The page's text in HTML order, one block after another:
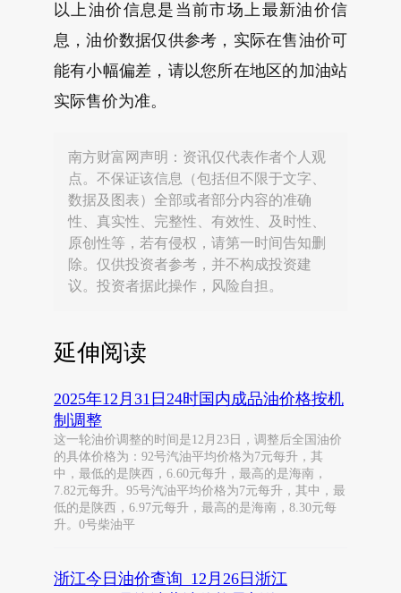
以上油价信息是当前市场上最新油价信
息，油价数据仅供参考，实际在售油价可
能有小幅偏差，请以您所在地区的加油站
实际售价为准。
南方财富网声明：资讯仅代表作者个人观
点。不保证该信息（包括但不限于文字、
数据及图表）全部或者部分内容的准确
性、真实性、完整性、有效性、及时性、
原创性等，若有侵权，请第一时间告知删
除。仅供投资者参考，并不构成投资建
议。投资者据此操作，风险自担。
延伸阅读
2025年12月31日24时国内成品油价格按机
制调整
这一轮油价调整的时间是12月23日，调整后全国油价
的具体价格为：92号汽油平均价格为7元每升，其
中，最低的是陕西，6.60元每升，最高的是海南，
7.82元每升。95号汽油平均价格为7元每升，其中，最
低的是陕西，6.97元每升，最高的是海南，8.30元每
升。0号柴油平
浙江今日油价查询_12月26日浙江